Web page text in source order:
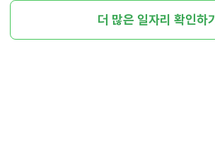
더 많은 일자리 확인하기